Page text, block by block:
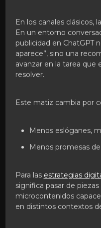
En los canales clásicos,
En un entorno
publicidad en ChatGPT
aparece”, sino una
avanzar en la tarea que
resolver.
Este matiz cambia por
Menos eslóganes,
Menos promesas
Para las estrategias
significa pasar de
microcontenidos
en distintos contextos